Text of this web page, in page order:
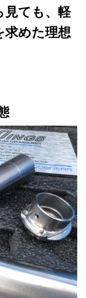
見ても、軽
求めた理想